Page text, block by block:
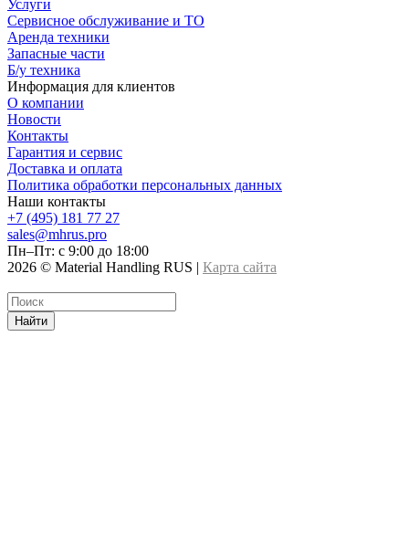
Услуги
Сервисное обслуживание и ТО
Аренда техники
Запасные части
Б/у техника
Информация для клиентов
О компании
Новости
Контакты
Гарантия и сервис
Доставка и оплата
Политика обработки персональных данных
Наши контакты
+7 (495) 181 77 27
sales@mhrus.pro
Пн–Пт: с 9:00 до 18:00
2026 © Material Handling RUS | Карта сайта
Найти